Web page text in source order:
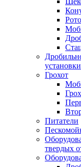
установки
Грохот
Питатели
твердых